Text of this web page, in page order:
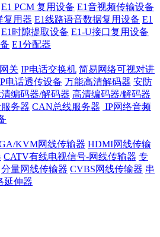
E1 PCM 复用设备 E1音视频传输设备
复用器 E1线路语音数据复用设备 E1
E1时隙提取设备 E1-U接口复用设备
E1分配器
关 IP电话交换机 简易网络可视对讲
电话透传设备 万能高清解码器 安防
编码器/解码器 高清编码器/解码器
务器 CAN总线服务器 IP网络音频
KVM网线传输器 HDMI网线传输
CATV有线电视信号-网线传输器 专
分量网线传输器 CVBS网线传输器 串
延伸器